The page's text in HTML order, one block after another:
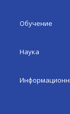
Обучение
Наука